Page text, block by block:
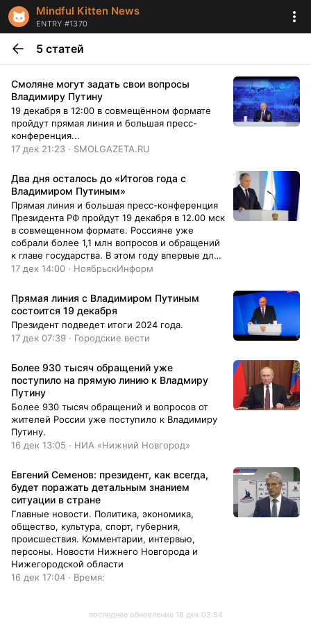
Mindful Kitten News
ENTRY #1370
5 статей
Смоляне могут задать свои вопросы
Владимиру Путину
19 декабря в 12:00 в совмещённом формате
пройдут прямая линия и большая пресс-
конференция...
17 дек 21:23 · SMOLGAZETA.RU
Два дня осталось до «Итогов года с
Владимиром Путиным»
Прямая линия и большая пресс-конференция
Президента РФ пройдут 19 декабря в 12.00 мск
в совмещенном формате. Россияне уже
собрали более 1,1 млн вопросов и обращений
к главе государства. В этом году впервые для
обработки вопросов граждан будет
интеллект. — Предстоящая прямая линия с
Президентом Владимиром Путиным имеет
огромное значение не только для нашей
страны. Уверен, что к ней будут приковано
внимание всего мирового сообщества, —
Общественной палаты ЯНАО. — Я уверен, что
в этом году мы услышим ответы на
множество актуальных тем, которые волнуют
людей. Это будет не просто разговор об
успехах на СВО, о внутренней политике, это
будет обсуждение глобальных вопросов,
таких как экономика и международные
высказать свои мнения и предложения, но и
важный сигнал для всего мира о том, что
Россия открыта для диалога и готова к
конструктивному взаимодействию. Задать…
17 дек 14:00 · НоябрьскИнформ
Прямая линия с Владимиром Путиным
состоится 19 декабря
Президент подведет итоги 2024 года.
17 дек 07:39 · Городские вести
Более 930 тысяч обращений уже
поступило на прямую линию к Владмиру
Путину
Более 930 тысяч обращений и вопросов от
жителей России уже поступило к Владимиру
Путину.
16 дек 13:05 · НИА «Нижний Новгород»
Евгений Семенов: президент, как всегда,
будет поражать детальным знанием
ситуации в стране
Главные новости. Политика, экономика,
общество, культура, спорт, губерния,
происшествия. Комментарии, интервью,
персоны. Новости Нижнего Новгорода и
Нижегородской области
16 дек 17:04 · Время:
последнее обновление 18 дек 02:54